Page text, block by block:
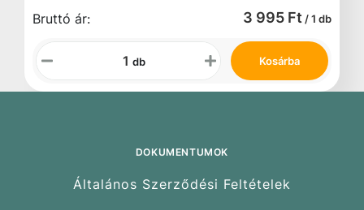
Bruttó ár: 3 995 Ft / 1 db
db Kosárba
DOKUMENTUMOK
Általános Szerződési Feltételek